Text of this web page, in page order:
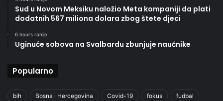
Sud u Novom Meksiku naložio Meta kompaniji da plati
dodatnih 567 miliona dolara zbog štete djeci
6 hours ranije
Uginuće sobova na Svalbardu zbunjuje naučnike
Popularno
bih Bosna i Hercegovina Covid-19 fokus fudbal